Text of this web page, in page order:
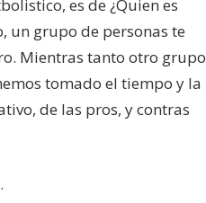
es de ¿Quien es
un grupo de personas te
Mientras tanto otro grupo
tomado el tiempo y la
de las pros, y contras